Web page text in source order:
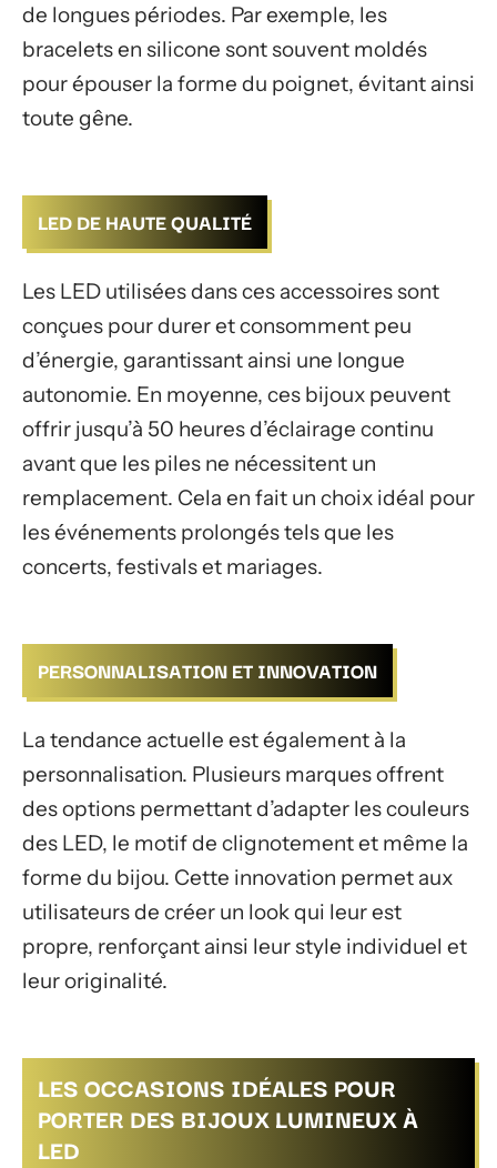
de longues périodes. Par exemple, les
bracelets en silicone sont souvent moldés
pour épouser la forme du poignet, évitant ainsi
toute gêne.
LED DE HAUTE QUALITÉ
Les LED utilisées dans ces accessoires sont
conçues pour durer et consomment peu
d’énergie, garantissant ainsi une longue
autonomie. En moyenne, ces bijoux peuvent
offrir jusqu’à 50 heures d’éclairage continu
avant que les piles ne nécessitent un
remplacement. Cela en fait un choix idéal pour
les événements prolongés tels que les
concerts, festivals et mariages.
PERSONNALISATION ET INNOVATION
La tendance actuelle est également à la
personnalisation. Plusieurs marques offrent
des options permettant d’adapter les couleurs
des LED, le motif de clignotement et même la
forme du bijou. Cette innovation permet aux
utilisateurs de créer un look qui leur est
propre, renforçant ainsi leur style individuel et
leur originalité.
LES OCCASIONS IDÉALES POUR
PORTER DES BIJOUX LUMINEUX À
LED